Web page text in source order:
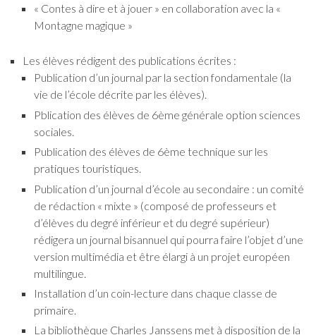
« Contes à dire et à jouer » en collaboration avec la «
Montagne magique »
Les élèves rédigent des publications écrites :
Publication d’un journal par la section fondamentale (la
vie de l’école décrite par les élèves).
Pblication des élèves de 6ème générale option sciences
sociales.
Publication des élèves de 6ème technique sur les
pratiques touristiques.
Publication d’un journal d’école au secondaire : un comité
de rédaction « mixte » (composé de professeurs et
d’élèves du degré inférieur et du degré supérieur)
rédigera un journal bisannuel qui pourra faire l’objet d’une
version multimédia et être élargi à un projet européen
multilingue.
Installation d’un coin-lecture dans chaque classe de
primaire.
La bibliothèque Charles Janssens met à disposition de la